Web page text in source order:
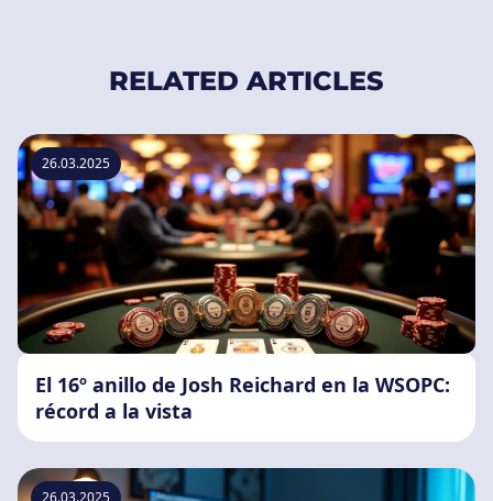
RELATED ARTICLES
26.03.2025
El 16º anillo de Josh Reichard en la WSOPC:
récord a la vista
26.03.2025